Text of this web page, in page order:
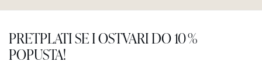
PRETPLATI SE I OSTVARI DO 10 %
POPUSTA!